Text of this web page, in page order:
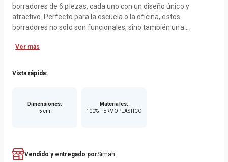
borradores de 6 piezas, cada uno con un diseño único y
atractivo. Perfecto para la escuela o la oficina, estos
borradores no solo son funcionales, sino también una
Ver más
Vista rápida:
Dimensiones:
5 cm
Materiales:
100% TERMOPLÁSTICO
Vendido y entregado porSiman